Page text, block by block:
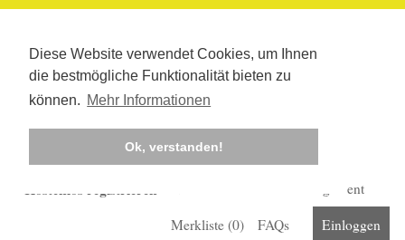
Diese Website verwendet Cookies, um Ihnen
die bestmögliche Funktionalität bieten zu
können. Mehr Informationen
Ok, verstanden!
Kostenlos registrieren
Corona-Management
Merkliste (0) FAQs Einloggen